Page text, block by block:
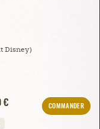
Disney)
€
COMMANDER